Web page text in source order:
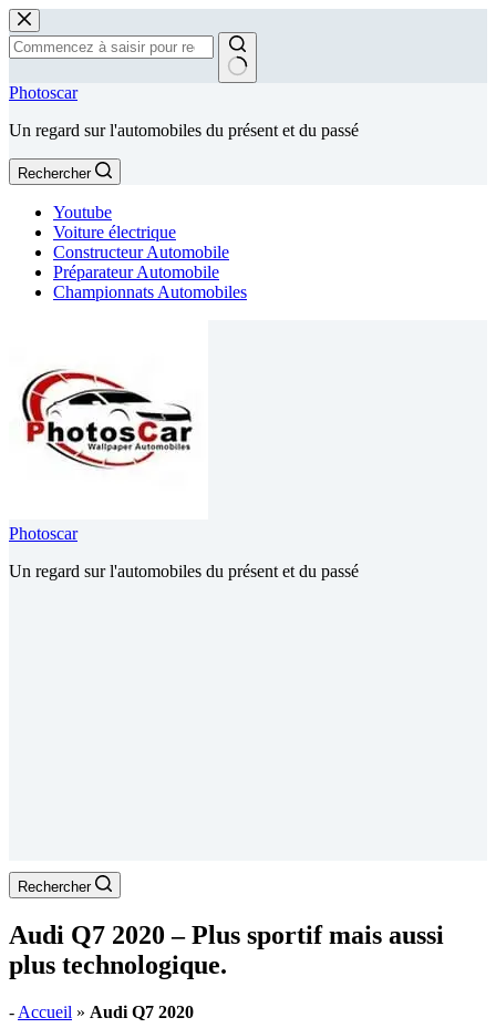
Passer
au
contenu
Aucun
Photoscar
Un regard sur l'automobiles du présent et du passé
Rechercher
Youtube
Voiture électrique
Constructeur Automobile
Préparateur Automobile
Championnats Automobiles
Photoscar
Un regard sur l'automobiles du présent et du passé
Rechercher
Audi Q7 2020 – Plus sportif mais aussi
plus technologique.
- Accueil » Audi Q7 2020